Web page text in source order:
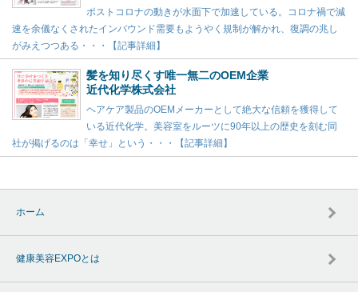
ポストコロナの動きが水面下で加速している。コロナ禍で減
速を余儀なくされたインバウンド需要もようやく規制が解かれ、復調の兆し
がみえつつある・・・【記事詳細】
髪を知り尽くす唯一無二のOEM企業
近代化学株式会社
ヘアケア製品のOEMメーカーとして絶大な信頼を獲得して
いる近代化学。美容室をルーツに90年以上の歴史を刻む同
社が掲げるのは「幸せ」という・・・【記事詳細】
ホーム
健康美容EXPOとは